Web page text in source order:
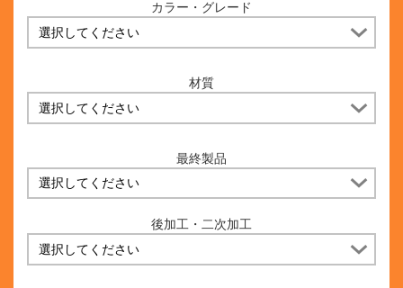
カラー・グレード
材質
最終製品
後加工・二次加工